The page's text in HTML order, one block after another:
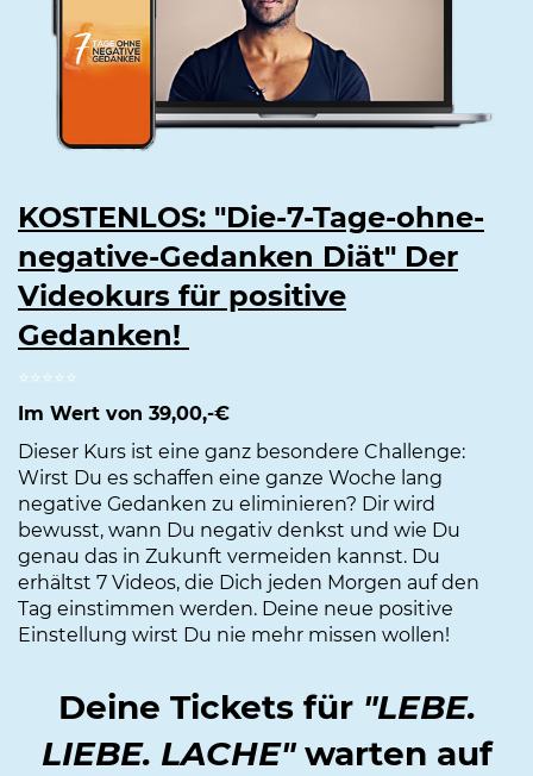
KOSTENLOS: "Die-7-Tage-ohne-
negative-Gedanken Diät" Der
Videokurs für positive
Gedanken!
⭐️⭐️⭐️⭐️⭐️
Im Wert von 39,00,-€
Dieser Kurs ist eine ganz besondere Challenge:
Wirst Du es schaffen eine ganze Woche lang
negative Gedanken zu eliminieren? Dir wird
bewusst, wann Du negativ denkst und wie Du
genau das in Zukunft vermeiden kannst. Du
erhältst 7 Videos, die Dich jeden Morgen auf den
Tag einstimmen werden. Deine neue positive
Einstellung wirst Du nie mehr missen wollen!
Deine Tickets für "LEBE.
LIEBE. LACHE"warten auf